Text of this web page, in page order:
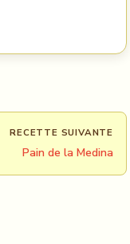
RECETTE SUIVANTE
Pain de la Medina